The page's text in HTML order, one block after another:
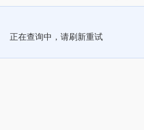
正在查询中，请刷新重试